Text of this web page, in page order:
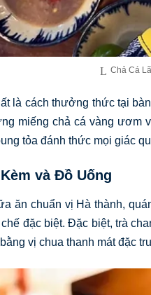
Chả Cá
là cách thưởng thức tại
miếng chả cá vàng ươm
tỏa đánh thức mọi giác
và Đồ Uống
ăn chuẩn vị Hà thành,
đặc biệt. Đặc biệt, trà
vị chua thanh mát đặc